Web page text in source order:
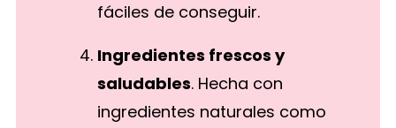
fáciles de conseguir.
Ingredientes frescos y
saludables. Hecha con
ingredientes naturales como